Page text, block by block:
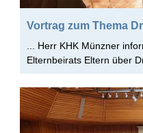
Vortrag zum Thema
... Herr KHK Münzner
Elternbeirats Eltern über